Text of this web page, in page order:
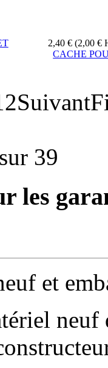
2,40 € (2,00 €
CACHE
2Suivant
39
les
et
neuf